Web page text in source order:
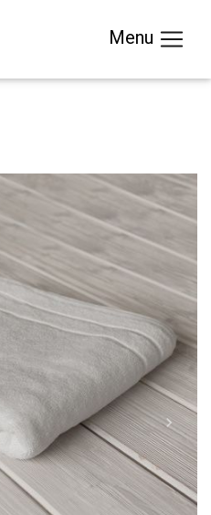
Menu
Next